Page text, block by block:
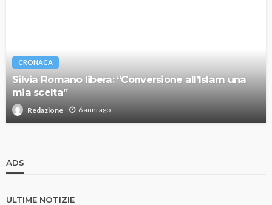
CRONACA
Silvia Romano libera: “Conversione all’Islam una
mia scelta”
Redazione 6 anni ago
ADS
ULTIME NOTIZIE